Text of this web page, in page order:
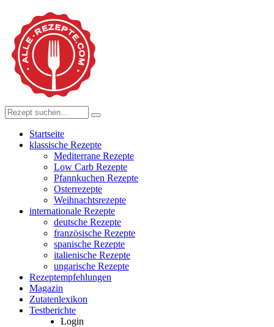
Startseite
klassische Rezepte
Mediterrane Rezepte
Low Carb Rezepte
Pfannkuchen Rezepte
Osterrezepte
Weihnachtsrezepte
internationale Rezepte
deutsche Rezepte
französische Rezepte
spanische Rezepte
italienische Rezepte
ungarische Rezepte
Rezeptempfehlungen
Magazin
Zutatenlexikon
Testberichte
Login